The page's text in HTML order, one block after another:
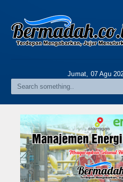
Home
Gallery
Riau
Daerah
Pekanbaru
Pelalawan
Jumat, 07 Agu